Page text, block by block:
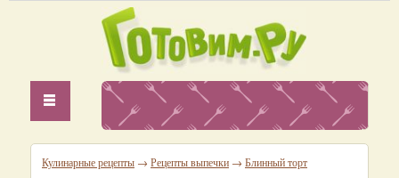
Кулинарные рецепты → Рецепты выпечки → Блинный торт